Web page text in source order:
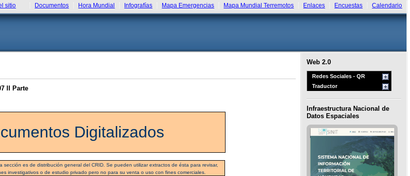
sitio Documentos Hora Mundial Infografías Mapa Emergencias Mapa Mundial Terremotos Enlaces Encuestas Calendario
II Parte
Digitalizados
sección es de distribución general del CRID. Se pueden utilizar extractos de ésta para revisar,
investigativos o de estudio privado pero no para su venta o uso con fines comerciales.
Web 2.0
Redes Sociales - QR
Traductor
Infraestructura Nacional de
Datos Espaciales